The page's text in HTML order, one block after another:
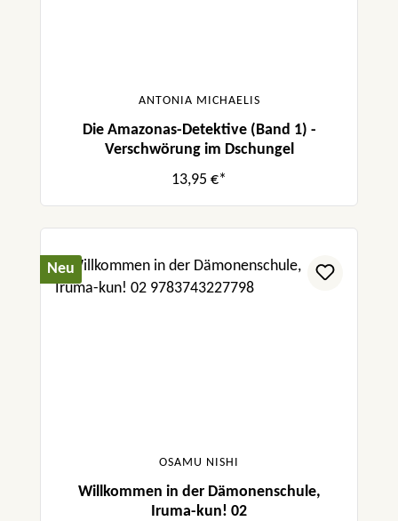
ANTONIA MICHAELIS
Die Amazonas-Detektive (Band 1) -
Verschwörung im Dschungel
13,95 €*
Neu
OSAMU NISHI
Willkommen in der Dämonenschule,
Iruma-kun! 02